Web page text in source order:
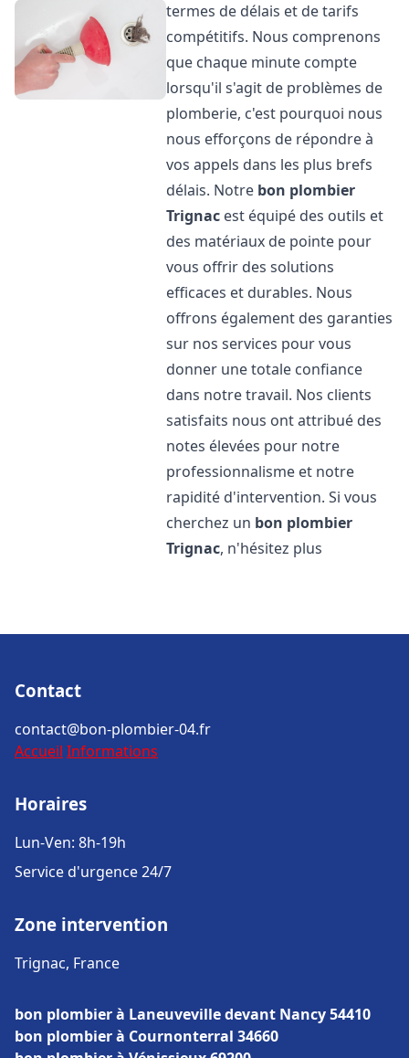
termes de délais et de tarifs
compétitifs. Nous comprenons
que chaque minute compte
lorsqu'il s'agit de problèmes de
plomberie, c'est pourquoi nous
nous efforçons de répondre à
vos appels dans les plus brefs
délais. Notre bon plombier
Trignac est équipé des outils et
des matériaux de pointe pour
vous offrir des solutions
efficaces et durables. Nous
offrons également des garanties
sur nos services pour vous
donner une totale confiance
dans notre travail. Nos clients
satisfaits nous ont attribué des
notes élevées pour notre
professionnalisme et notre
rapidité d'intervention. Si vous
cherchez un bon plombier
Trignac, n'hésitez plus
Contact
contact@bon-plombier-04.fr
Accueil Informations
Horaires
Lun-Ven: 8h-19h
Service d'urgence 24/7
Zone intervention
Trignac, France
bon plombier à Laneuveville devant Nancy 54410
bon plombier à Cournonterral 34660